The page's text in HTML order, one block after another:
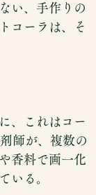
い、手作りの
コーラは、そ
、これはコー
師が、複数の
香料で画一化
いる。